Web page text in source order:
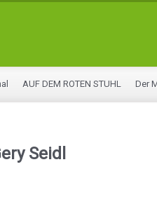
AUF DEM ROTEN STUHL Der
Seidl